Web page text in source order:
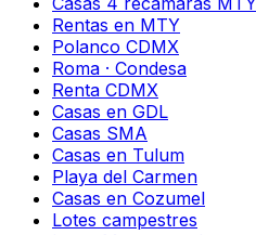
Rentas en MTY
Polanco CDMX
Roma · Condesa
Renta CDMX
Casas en GDL
Casas SMA
Casas en Tulum
Playa del Carmen
Casas en Cozumel
Lotes campestres